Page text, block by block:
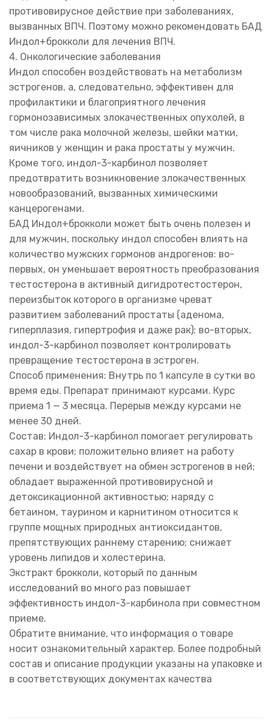
противовирусное действие при заболеваниях,
вызванных ВПЧ. Поэтому можно рекомендовать БАД
Индол+брокколи для лечения ВПЧ.
4. Онкологические заболевания
Индол способен воздействовать на метаболизм
эстрогенов, а, следовательно, эффективен для
профилактики и благоприятного лечения
гормонозависимых злокачественных опухолей, в
том числе рака молочной железы, шейки матки,
яичников у женщин и рака простаты у мужчин.
Кроме того, индол-3-карбинол позволяет
предотвратить возникновение злокачественных
новообразований, вызванных химическими
канцерогенами.
БАД Индол+брокколи может быть очень полезен и
для мужчин, поскольку индол способен влиять на
количество мужских гормонов андрогенов: во-
первых, он уменьшает вероятность преобразования
тестостерона в активный дигидротестостерон,
переизбыток которого в организме чреват
развитием заболеваний простаты (аденома,
гиперплазия, гипертрофия и даже рак); во-вторых,
индол-3-карбинол позволяет контролировать
превращение тестостерона в эстроген.
Способ применения: Внутрь по 1 капсуле в сутки во
время еды. Препарат принимают курсами. Курс
приема 1 — 3 месяца. Перерыв между курсами не
менее 30 дней.
Состав: Индол-3-карбинол помогает регулировать
сахар в крови; положительно влияет на работу
печени и воздействует на обмен эстрогенов в ней;
обладает выраженной противовирусной и
детоксикационной активностью; наряду с
бетаином, таурином и карнитином относится к
группе мощных природных антиоксидантов,
препятствующих раннему старению; снижает
уровень липидов и холестерина.
Экстракт брокколи, который по данным
исследований во много раз повышает
эффективность индол-3-карбинола при совместном
приеме.
Обратите внимание, что информация о товаре
носит ознакомительный характер. Более подробный
состав и описание продукции указаны на упаковке и
в соответствующих документах качества